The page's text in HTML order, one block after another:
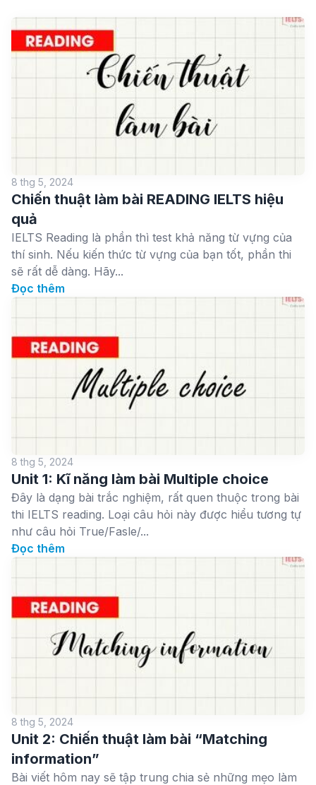
8 thg 5, 2024
Chiến thuật làm bài READING IELTS hiệu
quả
IELTS Reading là phần thì test khả năng từ vựng của
thí sinh. Nếu kiến thức từ vựng của bạn tốt, phần thi
sẽ rất dễ dàng. Hãy...
Đọc thêm
8 thg 5, 2024
Unit 1: Kĩ năng làm bài Multiple choice
Đây là dạng bài trắc nghiệm, rất quen thuộc trong bài
thi IELTS reading. Loại câu hỏi này được hiểu tương tự
như câu hỏi True/Fasle/...
Đọc thêm
8 thg 5, 2024
Unit 2: Chiến thuật làm bài “Matching
information”
Bài viết hôm nay sẽ tập trung chia sẻ những mẹo làm